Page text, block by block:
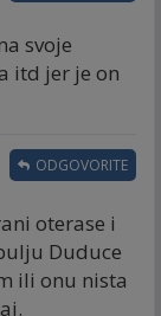
svoje
itd jer je on
oterase i
Duduce
ili onu nista
ODGOVORITE